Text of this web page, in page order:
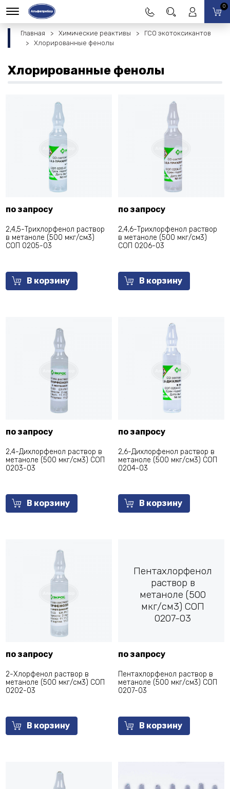
0
Главная Химические реактивы
ГСО экотоксикантов
Хлорированные фенолы
Хлорированные фенолы
по запросу
2,4,5-Трихлорфенол раствор
в метаноле (500 мкг/см3)
СОП 0205-03
В корзину
по запросу
2,4,6-Трихлорфенол раствор
в метаноле (500 мкг/см3)
СОП 0206-03
В корзину
по запросу
2,4-Дихлорфенол раствор в
метаноле (500 мкг/см3) СОП
0203-03
В корзину
по запросу
2,6-Дихлорфенол раствор в
метаноле (500 мкг/см3) СОП
0204-03
В корзину
по запросу
2-Хлорфенол раствор в
метаноле (500 мкг/см3) СОП
0202-03
В корзину
Пентахлорфенол
раствор в
метаноле (500
мкг/см3) СОП
0207-03
по запросу
Пентахлорфенол раствор в
метаноле (500 мкг/см3) СОП
0207-03
В корзину